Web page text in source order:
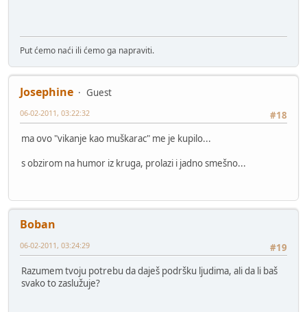
Put ćemo naći ili ćemo ga napraviti.
Josephine
Guest
#18
06-02-2011, 03:22:32
ma ovo "vikanje kao muškarac" me je kupilo...
s obzirom na humor iz kruga, prolazi i jadno smešno...
Boban
#19
06-02-2011, 03:24:29
Razumem tvoju potrebu da daješ podršku ljudima, ali da li baš
svako to zaslužuje?